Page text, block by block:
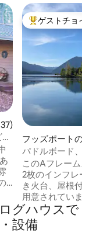
137件、5つ星中4.97つ
ま
大好評のゲスト
ゲストチョイス
フッズポートのロ
パドルボード、シ
ボール、電気自動
このAフレームス
2枚のインフレー
き火台、屋根付き
用意されています
ン・ゴルフコース
ックルボール／テ
ゴルフ、練習場の
グハウスで
設備